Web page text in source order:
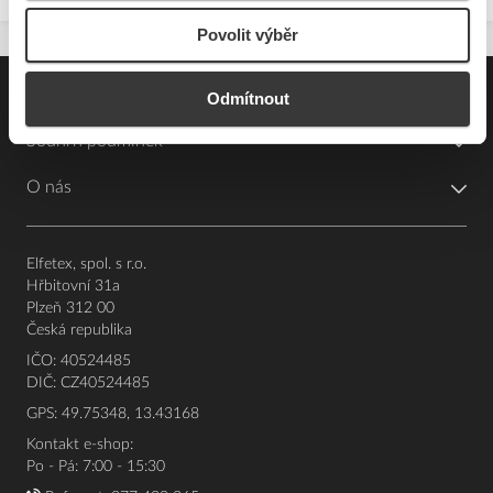
Povolit výběr
Odmítnout
Souhrn podmínek
O nás
Elfetex, spol. s r.o.
Hřbitovní 31a
Plzeň 312 00
Česká republika
IČO: 40524485
DIČ: CZ40524485
GPS: 49.75348, 13.43168
Kontakt e-shop:
Po - Pá: 7:00 - 15:30